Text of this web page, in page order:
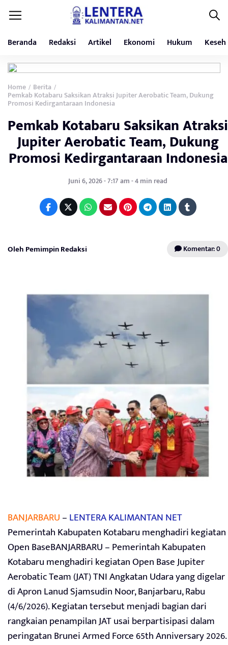
Beranda Redaksi Artikel Ekonomi Hukum
Home / Berita /
Pemkab Kotabaru Saksikan Atraksi Jupiter Aerobatic Team, Dukung
Promosi Kedirgantaraan Indonesia
Pemkab Kotabaru Saksikan Atraksi
Jupiter Aerobatic Team, Dukung
Promosi Kedirgantaraan Indonesia
Juni 6, 2026 - 7:17 am - 4 min read
Oleh Pemimpin Redaksi Komentar: 0
BANJARBARU–LENTERA KALIMANTAN NET
Pemerintah Kabupaten Kotabaru menghadiri kegiatan
Open BaseBANJARBARU – Pemerintah Kabupaten
Kotabaru menghadiri kegiatan Open Base Jupiter
Aerobatic Team (JAT) TNI Angkatan Udara yang digelar
di Apron Lanud Sjamsudin Noor, Banjarbaru, Rabu
(4/6/2026). Kegiatan tersebut menjadi bagian dari
rangkaian penampilan JAT usai berpartisipasi dalam
peringatan Brunei Armed Force 65th Anniversary 2026.